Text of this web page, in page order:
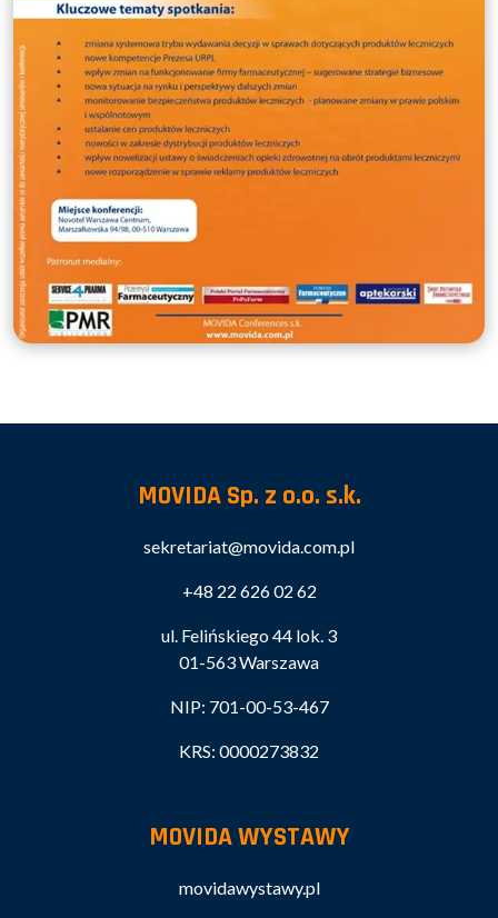
MOVIDA Sp. z o.o. s.k.
sekretariat@movida.com.pl
+48 22 626 02 62
ul. Felińskiego 44 lok. 3
01-563 Warszawa
NIP: 701-00-53-467
KRS: 0000273832
MOVIDA WYSTAWY
movidawystawy.pl